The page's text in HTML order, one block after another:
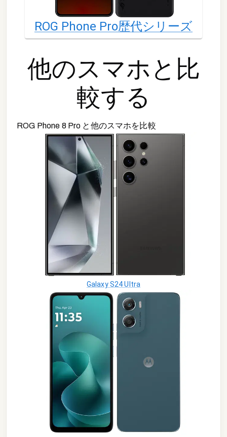
ROG Phone Pro歴代シリーズ
他のスマホと比
較する
ROG Phone 8 Pro と他のスマホを比較
Galaxy S24 Ultra